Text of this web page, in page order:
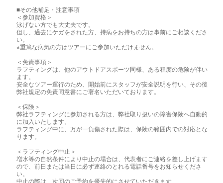
■その他補足・注意事項
＜参加資格＞
泳げない方でも大丈夫です。
但し、過去にケガをされた方、持病をお持ちの方は事前にご相談くださ
い。
※重篤な病気の方はツアーにご参加いただけません。
＜免責事項＞
ラフティングは、他のアウトドアスポーツ同様、ある程度の危険が伴い
ます。
安全なツアー運行のため、開始前にスタッフが安全説明を行い、その後
弊社規定の免責同意書にご署名いただいております。
＜保険＞
弊社ラフティングに参加される方は、弊社取り扱いの障害保険へ自動的
に加入いたします。
ラフティング中に、万が一負傷された際は、保険の範囲内での対応とな
ります。
＜ラフティング中止＞
増水等の自然条件により中止の場合は、代表者にご連絡を差し上げます
ので、前日または当日に必ず連絡のとれる電話番号をお知らせくださ
い。
中止の際は、次回のご予約を優先的にさせていただきます。